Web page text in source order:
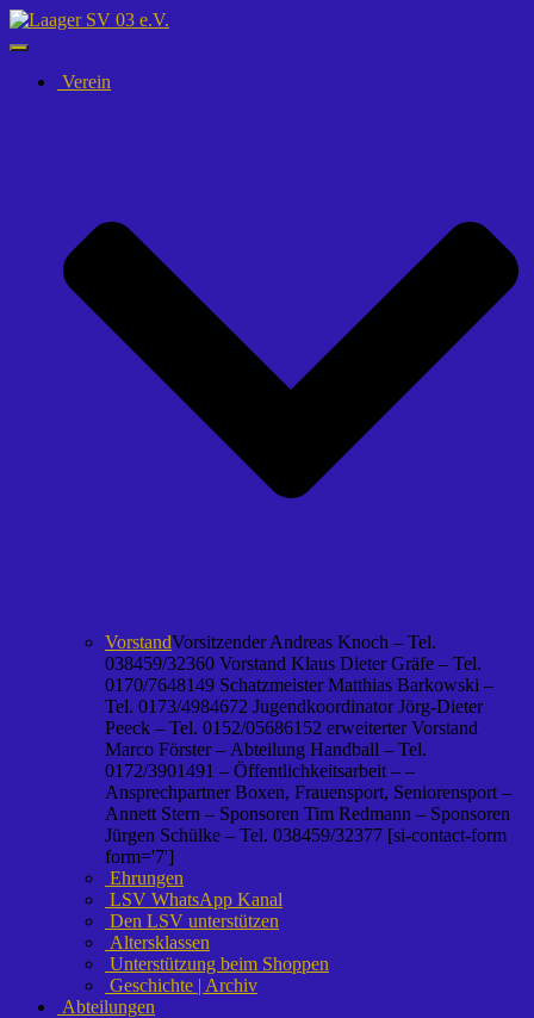
Navigation
umschalten
Verein
VorstandVorsitzender Andreas Knoch – Tel.
038459/32360 Vorstand Klaus Dieter Gräfe – Tel.
0170/7648149 Schatzmeister Matthias Barkowski –
Tel. 0173/4984672 Jugendkoordinator Jörg-Dieter
Peeck – Tel. 0152/05686152 erweiterter Vorstand
Marco Förster – Abteilung Handball – Tel.
0172/3901491 – Öffentlichkeitsarbeit – –
Ansprechpartner Boxen, Frauensport, Seniorensport –
Annett Stern – Sponsoren Tim Redmann – Sponsoren
Jürgen Schülke – Tel. 038459/32377 [si-contact-form
form='7']
Ehrungen
LSV WhatsApp Kanal
Den LSV unterstützen
Altersklassen
Unterstützung beim Shoppen
Geschichte | Archiv
Abteilungen